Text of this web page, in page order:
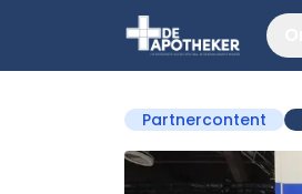
Partnercontent